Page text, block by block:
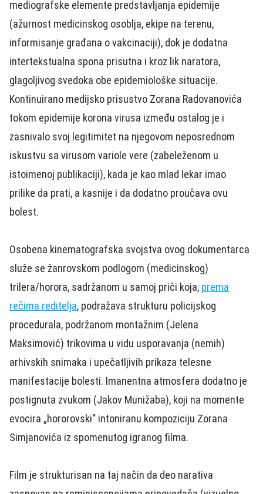
mediografske elemente predstavljanja epidemije
(ažurnost medicinskog osoblja, ekipe na terenu,
informisanje građana o vakcinaciji), dok je dodatna
intertekstualna spona prisutna i kroz lik naratora,
glagoljivog svedoka obe epidemiološke situacije.
Kontinuirano medijsko prisustvo Zorana Radovanovića
tokom epidemije korona virusa između ostalog je i
zasnivalo svoj legitimitet na njegovom neposrednom
iskustvu sa virusom variole vere (zabeleženom u
istoimenoj publikaciji), kada je kao mlad lekar imao
prilike da prati, a kasnije i da dodatno proučava ovu
bolest.
Osobena kinematografska svojstva ovog dokumentarca
služe se žanrovskom podlogom (medicinskog)
trilera/horora, sadržanom u samoj priči koja, prema
rečima reditelja, podražava strukturu policijskog
procedurala, podržanom montažnim (Jelena
Maksimović) trikovima u vidu usporavanja (nemih)
arhivskih snimaka i upečatljivih prikaza telesne
manifestacije bolesti. Imanentna atmosfera dodatno je
postignuta zvukom (Jakov Munižaba), koji na momente
evocira „hororovski“ intoniranu kompoziciju Zorana
Simjanovića iz spomenutog igranog filma.
Film je strukturisan na taj način da deo narativa